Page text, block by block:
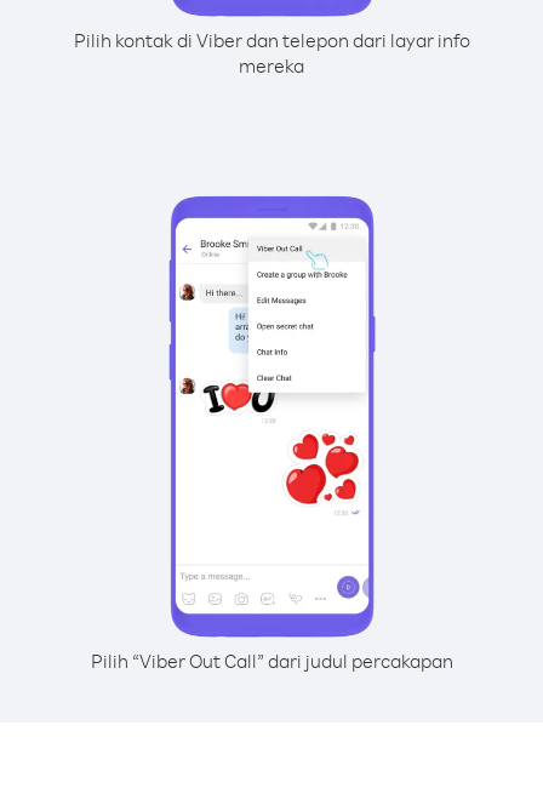
Pilih kontak di Viber dan telepon dari layar info
mereka
Pilih “Viber Out Call” dari judul percakapan